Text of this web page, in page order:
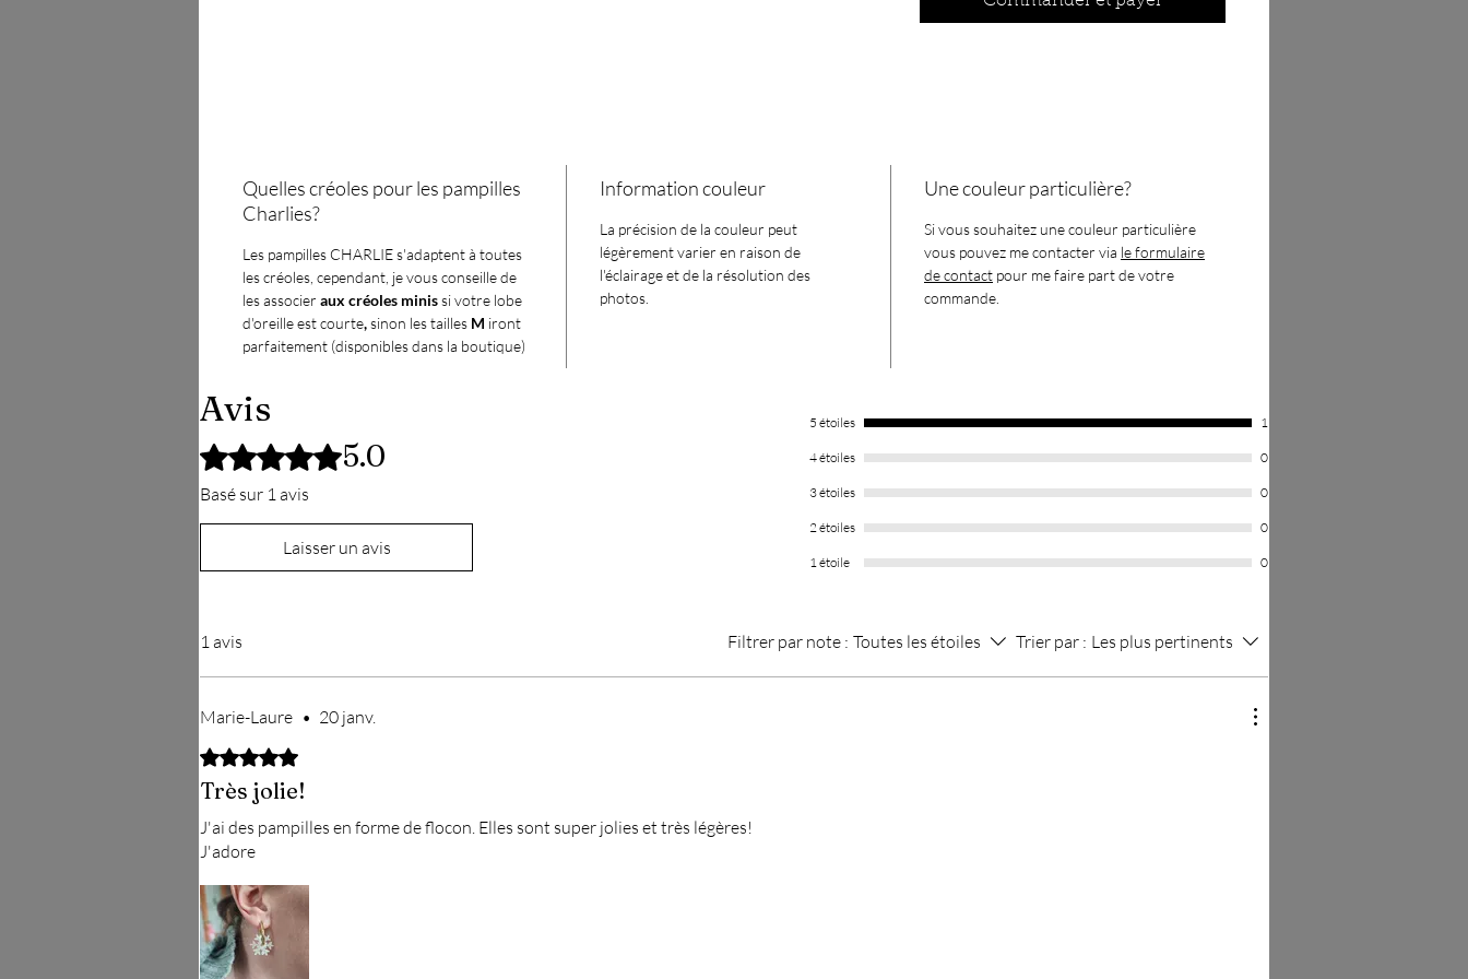
Créoles vendues à part
Quelles créoles pour les pampilles
Charlies?
Les pampilles CHARLIE s'adaptent à toutes
les créoles, cependant, je vous conseille de
les associer aux créoles minissi votre lobe
d'oreille est courte,sinon les tailles M iront
parfaitement (disponibles dans la boutique)
Information couleur
La précision de la couleur peut
légèrement varier en raison de
l'éclairage et de la résolution des
photos.
Une couleur particulière?
Si vous souhaitez une couleur particulière
vous pouvez me contacter via le formulaire
de contact pour me faire part de votre
commande.
Avis
Noté 5 sur 5. 5.0
Basé sur 1 avis
Laisser un avis
5 étoiles 1
4 étoiles 0
3 étoiles 0
2 étoiles 0
1 étoile 0
1 avis Filtrer par note : Toutes les étoiles Trier par : Les plus pertinents
Marie-Laure • 20 janv.
Noté 5 sur 5.
Très jolie!
J'ai des pampilles en forme de flocon. Elles sont super jolies et très légères!
J'adore